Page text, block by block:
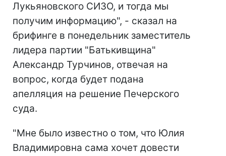
Лукьяновского СИЗО, и тогда мы
получим информацию", - сказал на
брифинге в понедельник заместитель
лидера партии "Батькивщина"
Александр Турчинов, отвечая на
вопрос, когда будет подана
апелляция на решение Печерского
суда.
"Мне было известно о том, что Юлия
Владимировна сама хочет довести